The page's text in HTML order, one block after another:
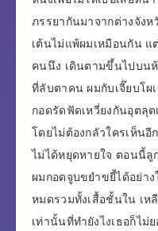
ภรรยากันมาจากต่างจังห
เต้นไม่แพ้ผมเหมือนกัน แ
คนนึง เดินตามขึ้นไปบน
ที่ลับตาคน ผมกับเจี๊ยบโผ
กอดรัดฟัดเหวี่ยงกันอุตลุ
โดยไม่ต้องกลัวใครเห็น
ไม่ได้หยุดหายใจ ตอนนี้ลู
ผมกอดจูบขยำขยี้ได้อย่า
หมดรวมทั้งเสื้อชั้นใน เห
เท่านั้นที่ทำยังไงเธอก็ไ